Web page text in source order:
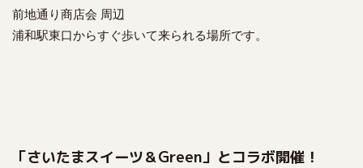
前地通り商店会 周辺
浦和駅東口からすぐ歩いて来られる場所です。
「さいたまスイーツ＆Green」とコラボ開催！